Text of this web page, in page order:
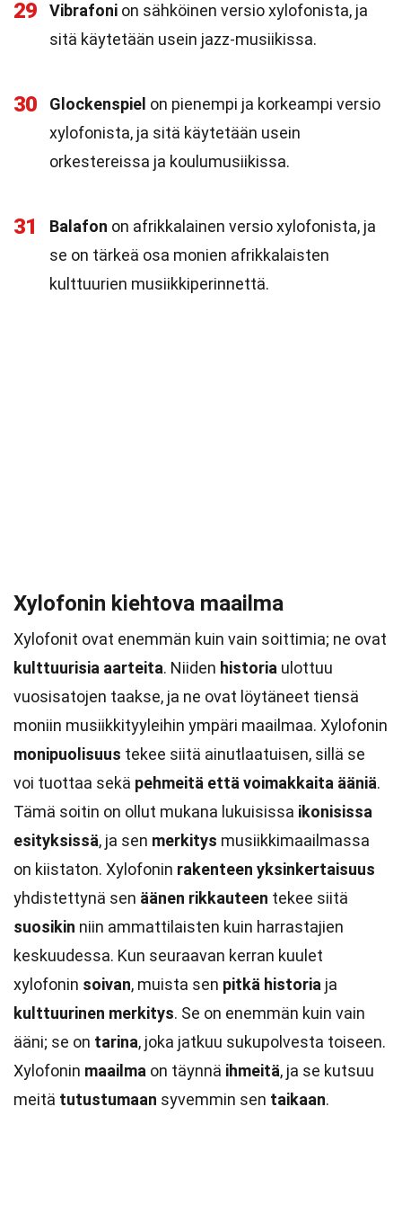
29 Vibrafoni on sähköinen versio xylofonista, ja
sitä käytetään usein jazz-musiikissa.
30 Glockenspiel on pienempi ja korkeampi versio
xylofonista, ja sitä käytetään usein
orkestereissa ja koulumusiikissa.
31 Balafon on afrikkalainen versio xylofonista, ja
se on tärkeä osa monien afrikkalaisten
kulttuurien musiikkiperinnettä.
Xylofonin kiehtova maailma
Xylofonit ovat enemmän kuin vain soittimia; ne ovat
kulttuurisia aarteita. Niiden historia ulottuu
vuosisatojen taakse, ja ne ovat löytäneet tiensä
moniin musiikkityyleihin ympäri maailmaa. Xylofonin
monipuolisuus tekee siitä ainutlaatuisen, sillä se
voi tuottaa sekä pehmeitä että voimakkaita ääniä.
Tämä soitin on ollut mukana lukuisissa ikonisissa
esityksissä, ja sen merkitys musiikkimaailmassa
on kiistaton. Xylofonin rakenteen yksinkertaisuus
yhdistettynä sen äänen rikkauteen tekee siitä
suosikin niin ammattilaisten kuin harrastajien
keskuudessa. Kun seuraavan kerran kuulet
xylofonin soivan, muista sen pitkä historia ja
kulttuurinen merkitys. Se on enemmän kuin vain
ääni; se on tarina, joka jatkuu sukupolvesta toiseen.
Xylofonin maailma on täynnä ihmeitä, ja se kutsuu
meitä tutustumaan syvemmin sen taikaan.